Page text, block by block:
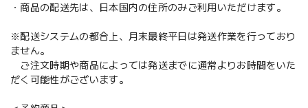
・商品の配送先は、日本国内の住所のみご利用いただけます。
※配送システムの都合上、月末最終平日は発送作業を行っており
ません。
ご注文時期や商品によっては発送までに通常よりお時間をいた
だく可能性がございます。